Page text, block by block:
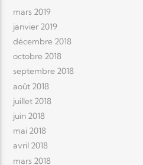
mars 2019
janvier 2019
décembre 2018
octobre 2018
septembre 2018
août 2018
juillet 2018
juin 2018
mai 2018
avril 2018
mars 2018